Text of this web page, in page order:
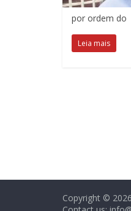
por ordem do
Leia mais
Copyright © 2026